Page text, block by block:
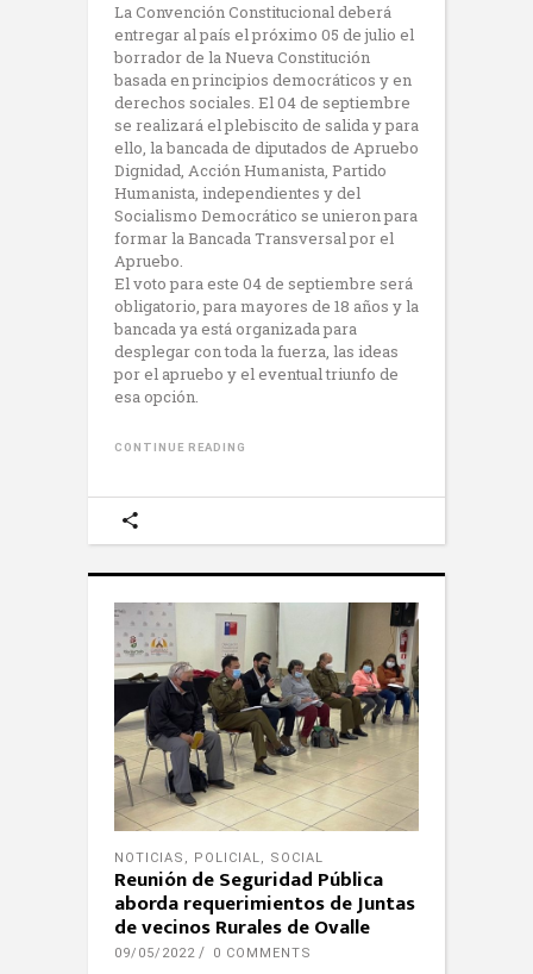
La Convención Constitucional deberá
entregar al país el próximo 05 de julio el
borrador de la Nueva Constitución
basada en principios democráticos y en
derechos sociales. El 04 de septiembre
se realizará el plebiscito de salida y para
ello, la bancada de diputados de Apruebo
Dignidad, Acción Humanista, Partido
Humanista, independientes y del
Socialismo Democrático se unieron para
formar la Bancada Transversal por el
Apruebo.
El voto para este 04 de septiembre será
obligatorio, para mayores de 18 años y la
bancada ya está organizada para
desplegar con toda la fuerza, las ideas
por el apruebo y el eventual triunfo de
esa opción.
CONTINUE READING
NOTICIAS , POLICIAL, SOCIAL
Reunión de Seguridad Pública
aborda requerimientos de Juntas
de vecinos Rurales de Ovalle
09/05/2022 0 COMMENTS